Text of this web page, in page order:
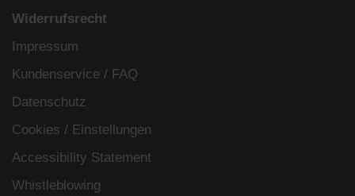
Widerrufsrecht
Impressum
Kundenservice / FAQ
Datenschutz
Cookies / Einstellungen
Accessibility Statement
Whistleblowing